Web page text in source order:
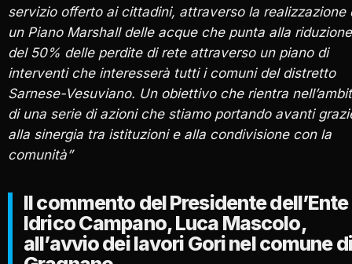
servizio offerto ai cittadini, attraverso la realizzazione
un Piano Marshall delle acque che punta alla riduzione
del 50% delle perdite di rete attraverso un piano di
interventi che interesserà tutti i comuni del distretto
Sarnese-Vesuviano. Un obiettivo che rientra
di una serie di azioni che stiamo portando avanti
alla sinergia tra istituzioni e alla condivisione con la
comunità”
Il commento del Presidente dell’Ente
Idrico Campano, Luca Mascolo,
all’avvio dei lavori Gori nel comune di